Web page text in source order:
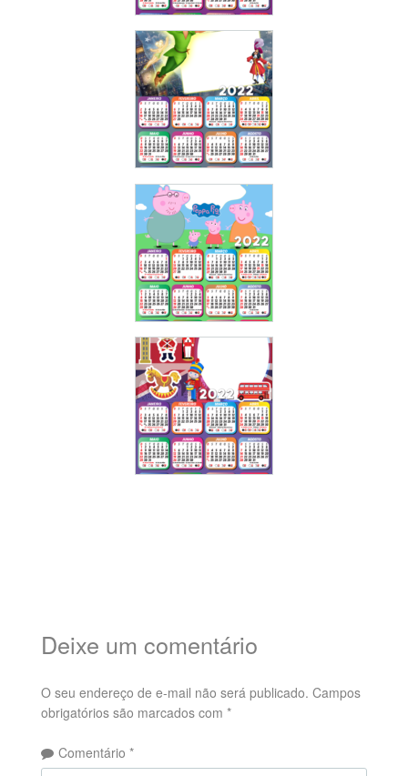
Deixe um comentário
O seu endereço de e-mail não será publicado. Campos
obrigatórios são marcados com *
Comentário *